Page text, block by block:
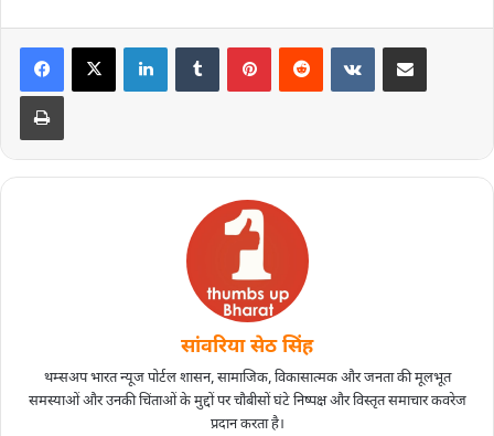
सांवरिया सेठ सिंह
थम्सअप भारत न्यूज पोर्टल शासन, सामाजिक, विकासात्मक और जनता की मूलभूत
समस्याओं और उनकी चिंताओं के मुद्दों पर चौबीसों घंटे निष्पक्ष और विस्तृत समाचार कवरेज
प्रदान करता है।